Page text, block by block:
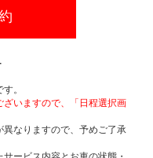
。
いますので、「日程選択画
なりますので、予めご了承